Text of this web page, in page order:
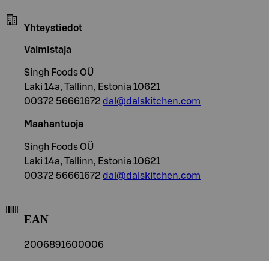
Yhteystiedot
Valmistaja
Singh Foods OÜ
Laki 14a, Tallinn, Estonia 10621
00372 56661672 dal@dalskitchen.com
Maahantuoja
Singh Foods OÜ
Laki 14a, Tallinn, Estonia 10621
00372 56661672 dal@dalskitchen.com
EAN
2006891600006